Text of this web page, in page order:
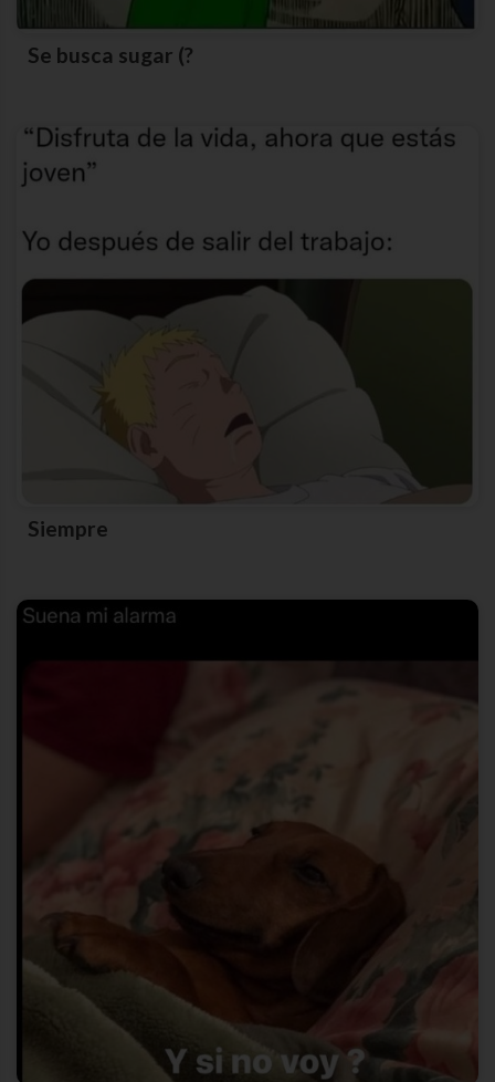
Se busca sugar (?
Siempre